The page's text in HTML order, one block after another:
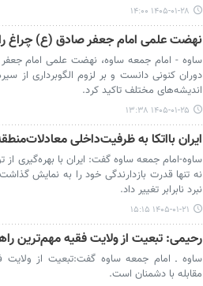
۱۴۰۵-۰۱-۲۸ ۱۴:۰۰
نهضت علمی امام جعفر صادق (ع) چراغ
ساوه - امام جمعه ساوه، نهضت علمی امام
دوران کنونی دانست و بر لزوم الگوبرداری از
اندیشه‌های مختلف تاکید کرد.
۱۴۰۵-۰۱-۲۵ ۱۳:۳۸
ایران بااتکا به ظرفیت‌داخلی معادلات‌منطقه
ساوه-امام جمعه ساوه گفت: ایران با بهره‌گیری
نه تنها قدرت بازدارندگی خود را به نمایش
نبرد نابرابر تغییر داد.
۱۴۰۵-۰۱-۲۱ ۱۵:۱۵
رحیمی: تبعیت از ولایت فقیه مهم‌ترین
ساوه ـ امام جمعه ساوه گفت:تبعیت از
مقابله با دشمنان است.